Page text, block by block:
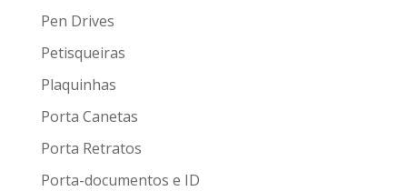
Pen Drives
Petisqueiras
Plaquinhas
Porta Canetas
Porta Retratos
Porta-documentos e ID